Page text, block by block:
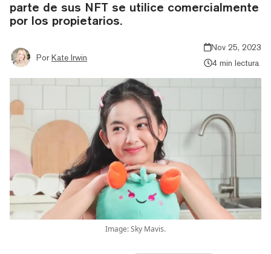
parte de sus NFT se utilice comercialmente
por los propietarios.
Por Kate Irwin
Nov 25, 2023
4 min lectura
Image: Sky Mavis.